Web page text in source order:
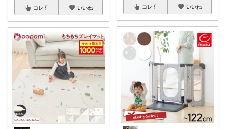
コレ いいね コレ いいね